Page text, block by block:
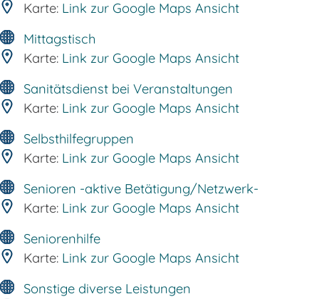
Karte: Link zur Google Maps Ansicht
Mittagstisch
Karte: Link zur Google Maps Ansicht
Sanitätsdienst bei Veranstaltungen
Karte: Link zur Google Maps Ansicht
Selbsthilfegruppen
Karte: Link zur Google Maps Ansicht
Senioren -aktive Betätigung/Netzwerk-
Karte: Link zur Google Maps Ansicht
Seniorenhilfe
Karte: Link zur Google Maps Ansicht
Sonstige diverse Leistungen